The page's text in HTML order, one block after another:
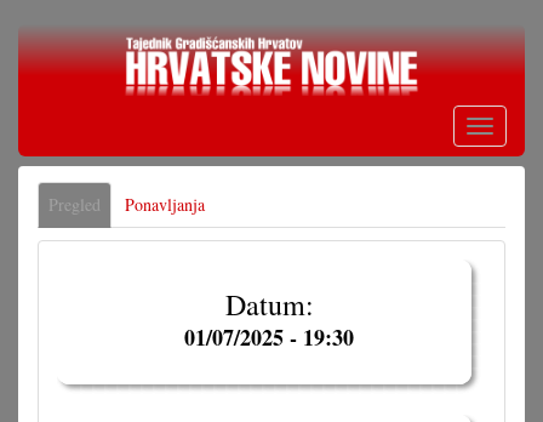
Skoči
Toggle
Primarne
oznake
Pregled (aktivna
oznaka)
Ponavljanja
Datum:
01/07/2025 - 19:30